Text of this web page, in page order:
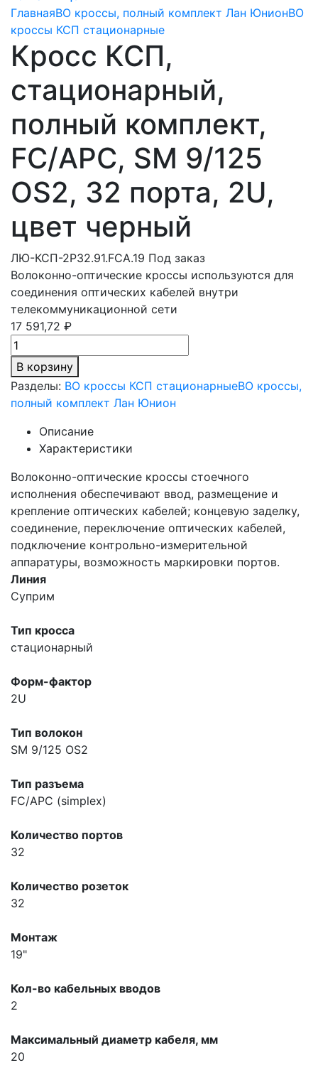
ГлавнаяВО кроссы, полный комплект Лан ЮнионВО
кроссы КСП стационарные
Кросс КСП,
стационарный,
полный комплект,
FC/APC, SM 9/125
OS2, 32 порта, 2U,
цвет черный
ЛЮ-КСП-2Р32.91.FCA.19 Под заказ
Волоконно-оптические кроссы используются для
соединения оптических кабелей внутри
телекоммуникационной сети
17 591,72 ₽
В корзину
Разделы: ВО кроссы КСП стационарныеВО кроссы,
полный комплект Лан Юнион
Описание
Характеристики
Волоконно-оптические кроссы стоечного
исполнения обеспечивают ввод, размещение и
крепление оптических кабелей; концевую заделку,
соединение, переключение оптических кабелей,
подключение контрольно-измерительной
аппаратуры, возможность маркировки портов.
Линия
Суприм
Тип кросса
стационарный
Форм-фактор
2U
Тип волокон
SM 9/125 OS2
Тип разъема
FC/APC (simplex)
Количество портов
32
Количество розеток
32
Монтаж
19"
Кол-во кабельных вводов
2
Максимальный диаметр кабеля, мм
20